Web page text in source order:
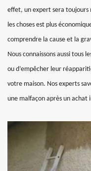
effet, un expert sera toujours
les choses est plus
comprendre la cause et la
Nous connaissons aussi tous
ou d’empêcher leur
votre maison. Nos experts
une malfaçon après un achat